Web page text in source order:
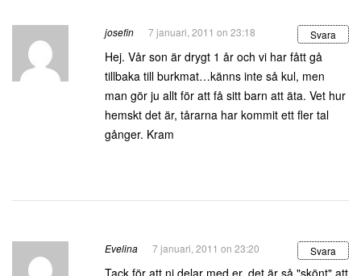
josefin 7 januari, 2011 on 23:18 Svara
Hej. Vår son är drygt 1 år och vi har fått gå
tillbaka till burkmat…känns inte så kul, men
man gör ju allt för att få sitt barn att äta. Vet hur
hemskt det är, tårarna har kommit ett fler tal
gånger. Kram
Evelina 7 januari, 2011 on 23:20 Svara
Tack för att ni delar med er, det är så "skönt" att